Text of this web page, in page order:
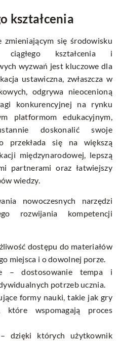
kształcenia
zmieniającym się środowisku
ciągłego kształcenia i
wyzwań jest kluczowe dla
ustawiczna, zwłaszcza w
odgrywa nieocenioną
konkurencyjnej na rynku
platformom edukacyjnym,
doskonalić swoje
przekłada się na większą
międzynarodowej, lepszą
partnerami oraz łatwiejszy
wiedzy.
nowoczesnych narzędzi
rozwijania kompetencji
dostępu do materiałów
miejsca i o dowolnej porze.
– dostosowanie tempa i
potrzeb ucznia.
formy nauki, takie jak gry
które wspomagają proces
dzięki których użytkownik